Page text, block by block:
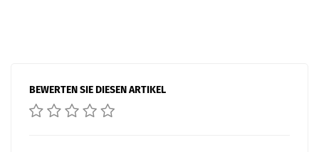
BEWERTEN SIE DIESEN ARTIKEL